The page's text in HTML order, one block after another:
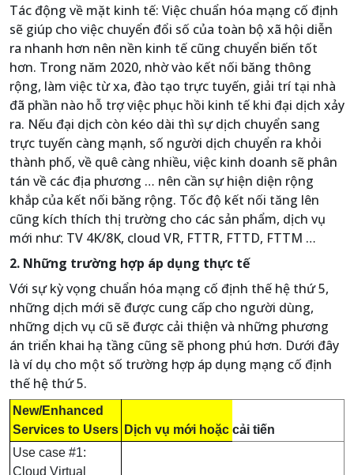
Tác động về mặt kinh tế: Việc chuẩn hóa mạng cố định
sẽ giúp cho việc chuyển đổi số của toàn bộ xã hội diễn
ra nhanh hơn nên nền kinh tế cũng chuyển biến tốt
hơn. Trong năm 2020, nhờ vào kết nối băng thông
rộng, làm việc từ xa, đào tạo trực tuyến, giải trí tại nhà
đã phần nào hỗ trợ việc phục hồi kinh tế khi đại dịch xảy
ra. Nếu đại dịch còn kéo dài thì sự dịch chuyển sang
trực tuyến càng mạnh, số người dịch chuyển ra khỏi
thành phố, về quê càng nhiều, việc kinh doanh sẽ phân
tán về các địa phương … nên cần sự hiện diện rộng
khắp của kết nối băng rộng. Tốc độ kết nối tăng lên
cũng kích thích thị trường cho các sản phẩm, dịch vụ
mới như: TV 4K/8K, cloud VR, FTTR, FTTD, FTTM …
2. Những trường hợp áp dụng thực tế
Với sự kỳ vọng chuẩn hóa mạng cố định thế hệ thứ 5,
những dịch mới sẽ được cung cấp cho người dùng,
những dịch vụ cũ sẽ được cải thiện và những phương
án triển khai hạ tầng cũng sẽ phong phú hơn. Dưới đây
là ví dụ cho một số trường hợp áp dụng mạng cố định
thế hệ thứ 5.
New/Enhanced
Services to Users Dịch vụ mới hoặc cải tiến
Use case #1:
Cloud Virtual